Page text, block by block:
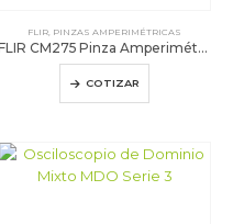
FLIR PINZAS AMPERIMÉTRICAS
FLIR CM275 Pinza Amperimétrica Termográfica
COTIZAR